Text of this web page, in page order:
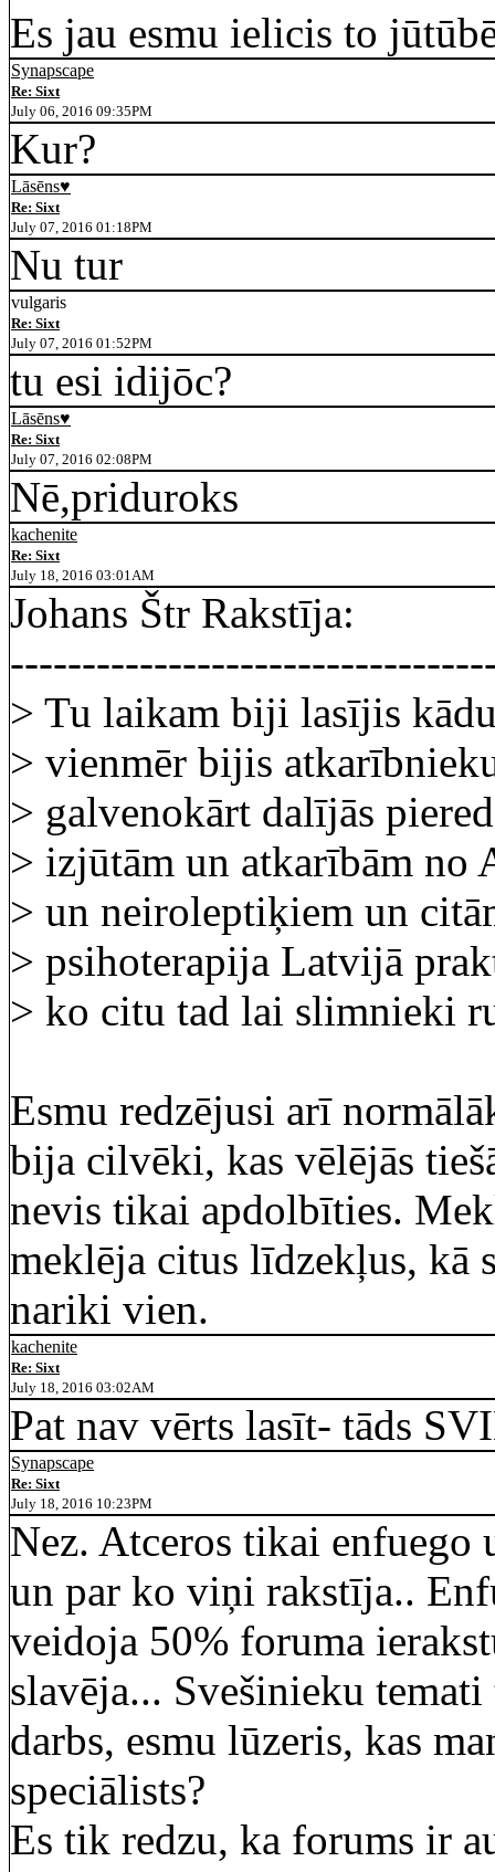
Es jau esmu ielicis to
Synapscape
Re: Sixt
July 06, 2016 09:35PM
Kur?
Lāsēns♥
Re: Sixt
July 07, 2016 01:18PM
Nu tur
vulgaris
Re: Sixt
July 07, 2016 01:52PM
tu esi idijōc?
Lāsēns♥
Re: Sixt
July 07, 2016 02:08PM
Nē,priduroks
kachenite
Re: Sixt
July 18, 2016 03:01AM
Johans Štr Rakstīja:
> Tu laikam biji lasījis
> vienmēr bijis
> galvenokārt dalījās
> izjūtām un atkarībām no
> un neiroleptiķiem un
> psihoterapija Latvijā
> ko citu tad lai slimnieki
Esmu redzējusi arī
bija cilvēki, kas vēlējās
nevis tikai apdolbīties.
meklēja citus līdzekļus, kā
nariki vien.
kachenite
Re: Sixt
July 18, 2016 03:02AM
Pat nav vērts lasīt- tāds
Synapscape
Re: Sixt
July 18, 2016 10:23PM
Nez. Atceros tikai enfuego
un par ko viņi rakstīja..
veidoja 50% foruma
slavēja... Svešinieku
darbs, esmu lūzeris, kas
speciālists?
Es tik redzu, ka forums ir